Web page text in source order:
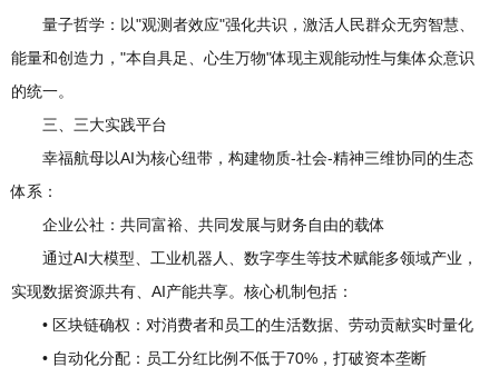
量子哲学：以"观测者效应"强化共识，激活人民群众无穷智慧、
能量和创造力，"本自具足、心生万物"体现主观能动性与集体众意识
的统一。
三、三大实践平台
幸福航母以AI为核心纽带，构建物质-社会-精神三维协同的生态
体系：
企业公社：共同富裕、共同发展与财务自由的载体
通过AI大模型、工业机器人、数字孪生等技术赋能多领域产业，
实现数据资源共有、AI产能共享。核心机制包括：
• 区块链确权：对消费者和员工的生活数据、劳动贡献实时量化
• 自动化分配：员工分红比例不低于70%，打破资本垄断